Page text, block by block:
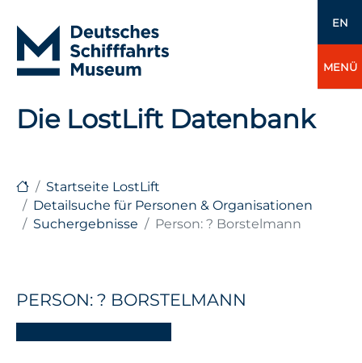
EN
MENÜ
Die LostLift Datenbank
Startseite LostLift
Detailsuche für Personen & Organisationen
Suchergebnisse
Person: ? Borstelmann
PERSON: ? BORSTELMANN